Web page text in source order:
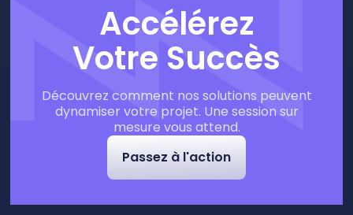
Accélérez
Votre Succès
Découvrez comment nos solutions peuvent
dynamiser votre projet. Une session sur
mesure vous attend.
Passez à l'action